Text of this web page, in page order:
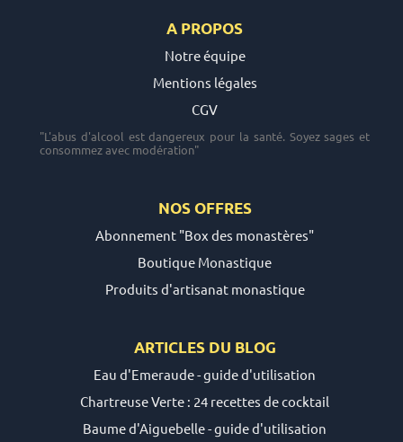
A PROPOS
Notre équipe
Mentions légales
CGV
"L'abus d'alcool est dangereux pour la santé. Soyez sages et
consommez avec modération"
NOS OFFRES
Abonnement "Box des monastères"
Boutique Monastique
Produits d'artisanat monastique
ARTICLES DU BLOG
Eau d'Emeraude - guide d'utilisation
Chartreuse Verte : 24 recettes de cocktail
Baume d'Aiguebelle - guide d'utilisation